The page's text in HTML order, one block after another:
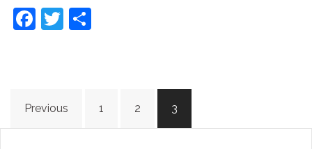
Facebook
Twitter
Posts
pagination
Previous 1 2 3